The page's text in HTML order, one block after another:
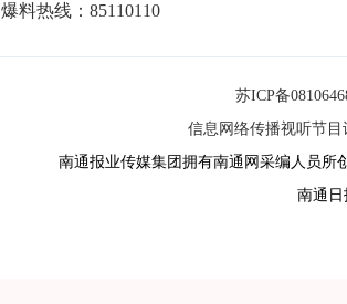
爆料热线：85110110
苏ICP备
信息网络传播视听节目
南通报业传媒集团拥有南通网采编人员所
南通日